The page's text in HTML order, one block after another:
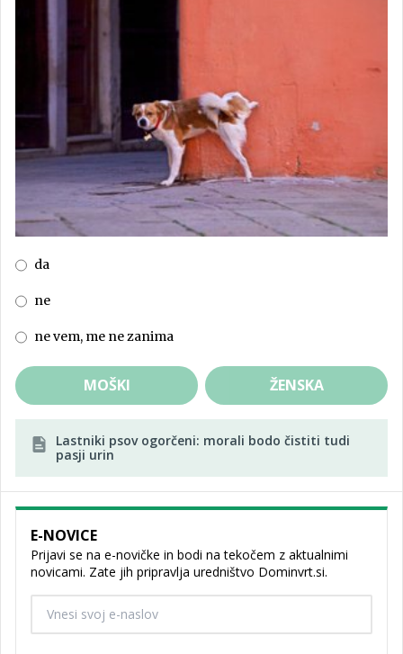
da
ne
ne vem, me ne zanima
MOŠKI ŽENSKA
Lastniki psov ogorčeni: morali bodo čistiti tudi
pasji urin
E-NOVICE
Prijavi se na e-novičke in bodi na tekočem z aktualnimi
novicami. Zate jih pripravlja uredništvo Dominvrt.si.